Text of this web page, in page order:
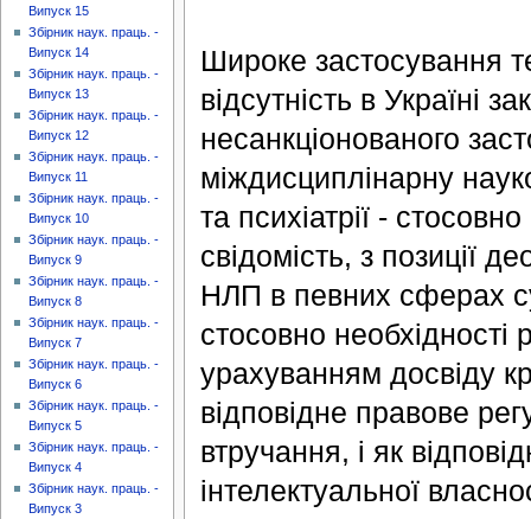
Широке застосування
відсутність в Україні
несанкціонованого
міждисциплінарну
та психіатрії -
свідомість, з позиції
НЛП в певних сферах
стосовно необхідності
урахуванням досвіду
відповідне правове
втручання, і як
інтелектуальної
Випуск 15
Збірник наук. праць. -
Випуск 14
Збірник наук. праць. -
Випуск 13
Збірник наук. праць. -
Випуск 12
Збірник наук. праць. -
Випуск 11
Збірник наук. праць. -
Випуск 10
Збірник наук. праць. -
Випуск 9
Збірник наук. праць. -
Випуск 8
Збірник наук. праць. -
Випуск 7
Збірник наук. праць. -
Випуск 6
Збірник наук. праць. -
Випуск 5
Збірник наук. праць. -
Випуск 4
Збірник наук. праць. -
Випуск 3